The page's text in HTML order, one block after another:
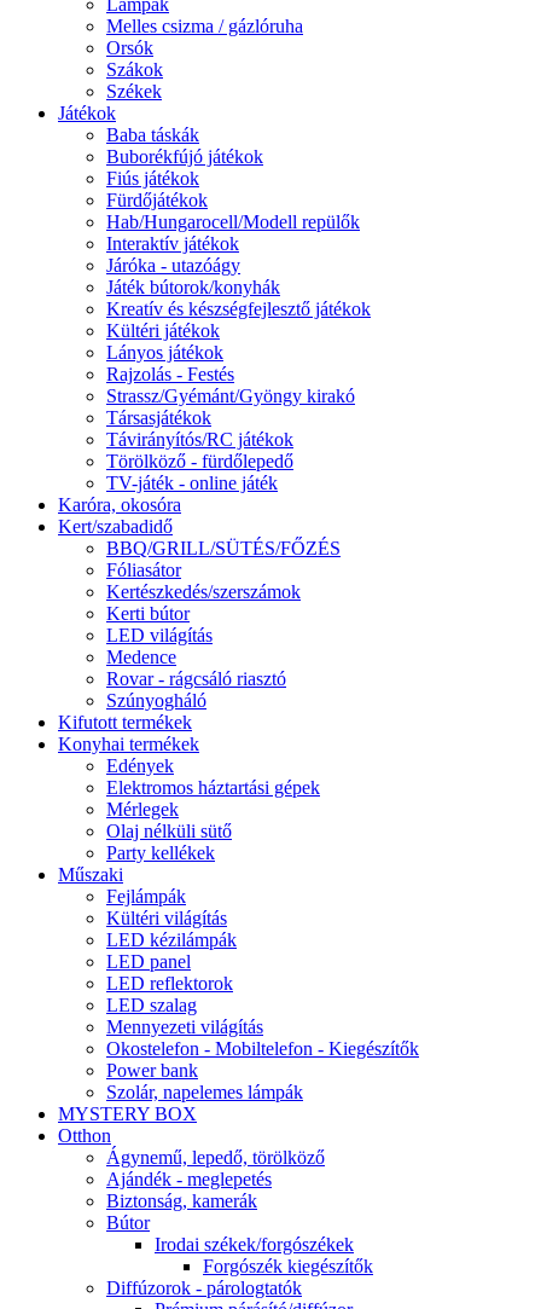
Melles csizma / gázlóruha
Orsók
Szákok
Székek
Játékok
Baba táskák
Buborékfújó játékok
Fiús játékok
Fürdőjátékok
Hab/Hungarocell/Modell repülők
Interaktív játékok
Járóka - utazóágy
Játék bútorok/konyhák
Kreatív és készségfejlesztő játékok
Kültéri játékok
Lányos játékok
Rajzolás - Festés
Strassz/Gyémánt/Gyöngy kirakó
Társasjátékok
Távirányítós/RC játékok
Törölköző - fürdőlepedő
TV-játék - online játék
Karóra, okosóra
Kert/szabadidő
BBQ/GRILL/SÜTÉS/FŐZÉS
Fóliasátor
Kertészkedés/szerszámok
Kerti bútor
LED világítás
Medence
Rovar - rágcsáló riasztó
Szúnyogháló
Kifutott termékek
Konyhai termékek
Edények
Elektromos háztartási gépek
Mérlegek
Olaj nélküli sütő
Party kellékek
Műszaki
Fejlámpák
Kültéri világítás
LED kézilámpák
LED panel
LED reflektorok
LED szalag
Mennyezeti világítás
Okostelefon - Mobiltelefon - Kiegészítők
Power bank
Szolár, napelemes lámpák
MYSTERY BOX
Otthon
Ágynemű, lepedő, törölköző
Ajándék - meglepetés
Biztonság, kamerák
Bútor
Irodai székek/forgószékek
Forgószék kiegészítők
Diffúzorok - párologtatók